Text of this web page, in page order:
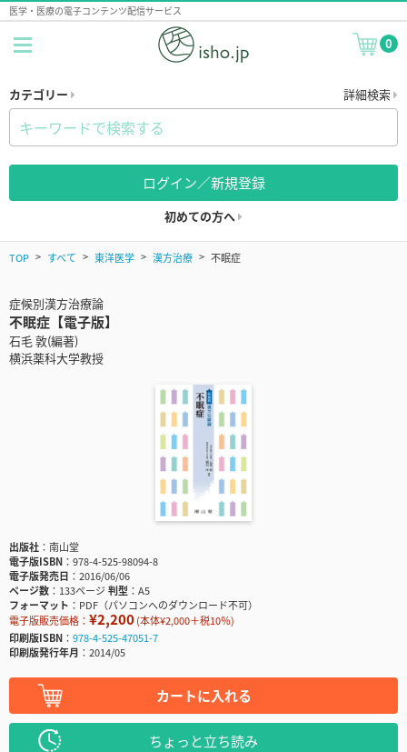
医学・医療の電子コンテンツ配信サービス
0
カテゴリー 詳細検索
ログイン／新規登録
初めての方へ
TOP すべて 東洋医学 漢方治療 不眠症
症候別漢方治療論
不眠症【電子版】
石毛 敦(編著)
横浜薬科大学教授
出版社
南山堂
電子版ISBN
978-4-525-98094-8
電子版発売日
2016/06/06
ページ数
133ページ判型
A5
フォーマット
PDF（パソコンへのダウンロード不可）
電子版販売価格： ¥2,200(本体¥2,000＋税10％)
印刷版ISBN
978-4-525-47051-7
印刷版発行年月
2014/05
カートに入れる
ちょっと立ち読み